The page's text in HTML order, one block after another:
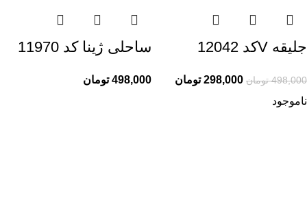
جلیقه Vکد 12042
498,000 تومان 298,000 تومان
ساحلی ژینا کد 11970
498,000 تومان
ناموجود